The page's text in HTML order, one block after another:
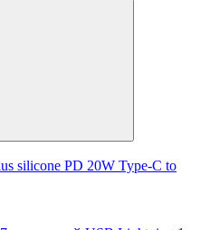
silicone PD 20W Type-C to